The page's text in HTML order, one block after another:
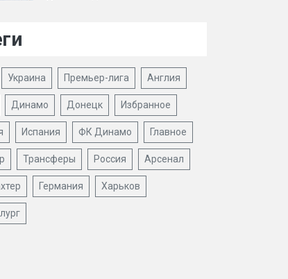
Украина Премьер-лига Англия
Динамо Донецк Избранное
Испания ФК Динамо Главное
Трансферы Россия Арсенал
Германия Харьков